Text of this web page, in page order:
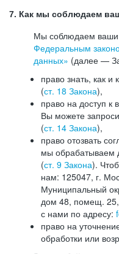
7. Как мы соблюдаем
Мы соблюдаем ваши
Федеральным
данных» (далее —
право знать, как
(ст. 18 Закона),
право на доступ
Вы можете
(ст. 14 Закона),
право отозвать
мы обрабатываем
(ст. 9 Закона).
нам: 125047, г.
Муниципальный
дом 48, помещ.
с нами по адресу:
право на
обработки или